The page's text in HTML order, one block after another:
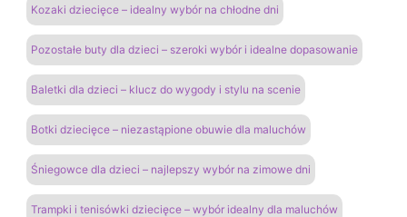
Kozaki dziecięce – idealny wybór na chłodne dni
Pozostałe buty dla dzieci – szeroki wybór i idealne dopasowanie
Baletki dla dzieci – klucz do wygody i stylu na scenie
Botki dziecięce – niezastąpione obuwie dla maluchów
Śniegowce dla dzieci – najlepszy wybór na zimowe dni
Trampki i tenisówki dziecięce – wybór idealny dla maluchów